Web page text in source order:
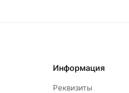
Информация
Реквизиты